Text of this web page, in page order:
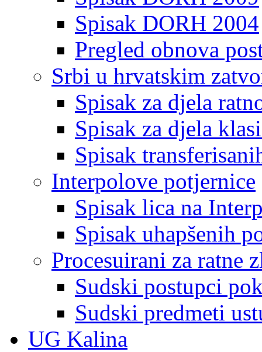
Spisak DORH 2004
Pregled obnova
Srbi u hrvatskim
Spisak za djela
Spisak za djela
Spisak
Interpolove potjernice
Spisak lica na
Spisak uhapšenih
Procesuirani za ratne
Sudski postupci
Sudski predmeti
UG Kalina